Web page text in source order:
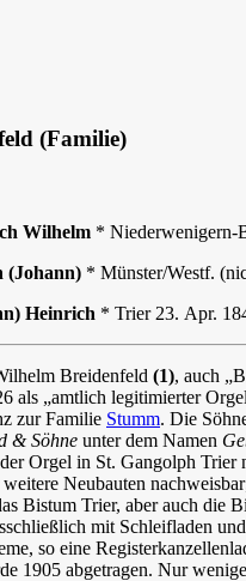
(Familie)
Wilhelm * Niederwenigern-
(Johann) * Münster/Westf.
Heinrich * Trier 23. Apr.
Breidenfeld (1), auch
als „amtlich legitimierter
zur Familie Stumm. Die
& Söhne unter dem Namen
Orgel in St. Gangolph
Neubauten
Bistum Trier, aber auch die
mit Schleifladen
so eine
1905 abgetragen. Nur